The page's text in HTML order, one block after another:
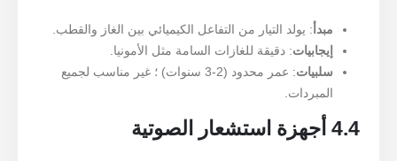
مبدأ: يولد التيار من التفاعل الكيميائي بين الغاز والقطب.
إيجابيات: دقيقة للغازات السامة مثل الأمونيا.
سلبيات
: عمر محدود (2-3 سنوات) ؛ غير مناسب لجميع
المبردات.
4.4 أجهزة استشعار الصوتية